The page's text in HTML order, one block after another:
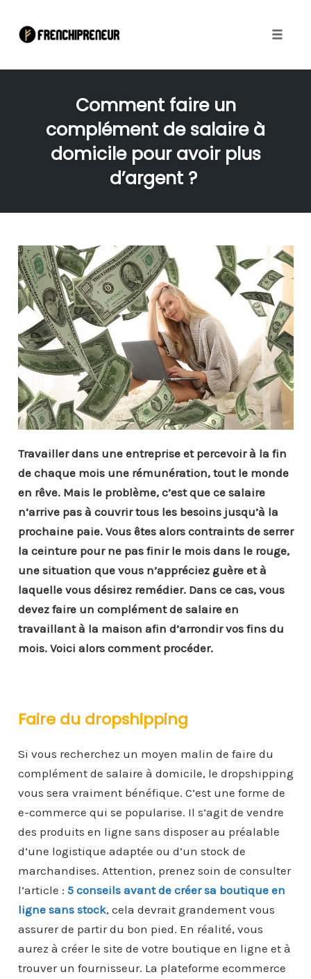
Comment faire un
complément de salaire à
domicile pour avoir plus
d’argent ?
Travailler dans une entreprise et percevoir à la fin
de chaque mois une rémunération, tout le monde
en rêve. Mais le problème, c’est que ce salaire
n’arrive pas à couvrir tous les besoins jusqu’à la
prochaine paie. Vous êtes alors contraints de serrer
la ceinture pour ne pas finir le mois dans le rouge,
une situation que vous n’appréciez guère et à
laquelle vous désirez remédier. Dans ce cas, vous
devez faire un complément de salaire en
travaillant à la maison afin d’arrondir vos fins du
mois. Voici alors comment procéder.
Faire du dropshipping
Si vous recherchez un moyen malin de faire du
complément de salaire à domicile, le dropshipping
vous sera vraiment bénéfique. C’est une forme de
e-commerce qui se popularise. Il s’agit de vendre
des produits en ligne sans disposer au préalable
d’une logistique adaptée ou d’un stock de
marchandises. Attention, prenez soin de consulter
l’article : 5 conseils avant de créer sa boutique en
ligne sans stock, cela devrait grandement vous
assurer de partir du bon pied. En réalité, vous
aurez à créer le site de votre boutique en ligne et à
trouver un fournisseur. La plateforme ecommerce